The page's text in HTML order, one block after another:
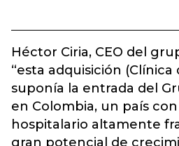
Héctor Ciria, CEO del
“esta adquisición
suponía la entrada del
en Colombia, un país
hospitalario altamente
gran potencial de